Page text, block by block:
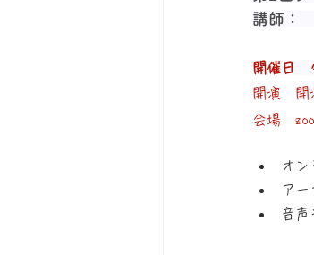
社会課題 行
講師：
開催日　
開演 開
会場　
オ
アー
音声